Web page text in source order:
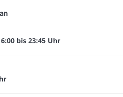
bis 23:45 Uhr